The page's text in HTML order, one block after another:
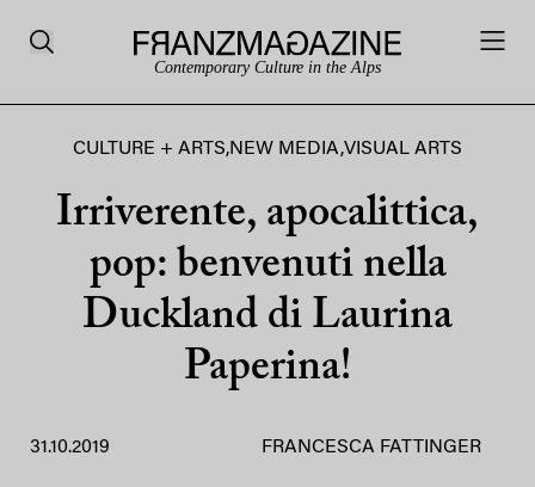
Contemporary Culture in the Alps
CULTURE + ARTS,NEW MEDIA,VISUAL ARTS
Irriverente, apocalittica,
pop: benvenuti nella
Duckland di Laurina
Paperina!
31.10.2019 FRANCESCA FATTINGER